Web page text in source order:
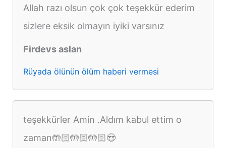
Allah razı olsun çok çok teşekkür ederim
sizlere eksik olmayın iyiki varsınız
Firdevs aslan
Rüyada ölünün ölüm haberi vermesi
teşekkürler Amin .Aldım kabul ettim o
zaman🤲🏻🤲🏻🤲🏻😍